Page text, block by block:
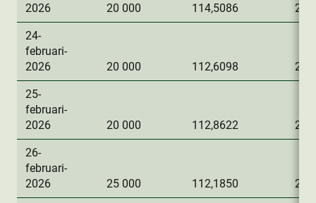
2026
20 000 114,5086 2
24-
februari-
2026
20 000 112,6098 2
25-
februari-
2026
20 000 112,8622 2
26-
februari-
2026
25 000 112,1850 2